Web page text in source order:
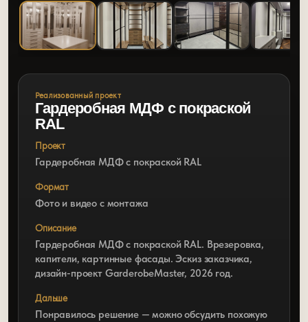
Реализованный проект
Гардеробная МДФ с покраской
RAL
Проект
Гардеробная МДФ с покраской RAL
Формат
Фото и видео с монтажа
Описание
Гардеробная МДФ с покраской RAL. Врезеровка,
капители, картинные фасады. Эскиз заказчика,
дизайн-проект GarderobeMaster, 2026 год.
Дальше
Понравилось решение — можно обсудить похожую